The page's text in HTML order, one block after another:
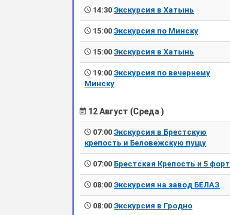
14:30Экскурсия в Хатынь
15:00Экскурсия по Минску
15:00Экскурсия в Хатынь
19:00Экскурсия по вечернему
Минску
12 Август (Среда )
07:00Экскурсия в Брестскую
крепость и Беловежскую пущу
07:00 Брестская Крепость и 5 форт
08:00Экскурсия на завод БЕЛАЗ
08:00Экскурсия в Гродно